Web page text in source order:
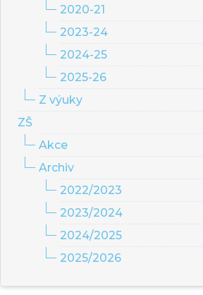
2020-21
2023-24
2024-25
2025-26
Z výuky
ZŠ
Akce
Archiv
2022/2023
2023/2024
2024/2025
2025/2026